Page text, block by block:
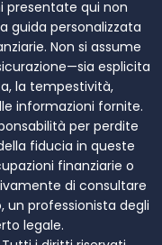
presentate qui non
guida personalizzata
Non si assume
esplicita
la tempestività,
informazioni fornite.
per perdite
fiducia in queste
finanziarie o
di consultare
professionista degli
legale.